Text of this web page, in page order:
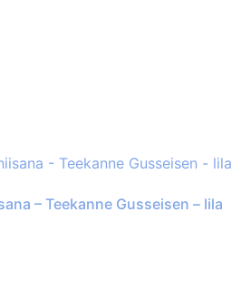
– Teekanne Gusseisen – lila